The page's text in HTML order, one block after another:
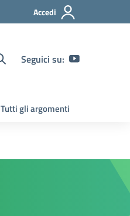
Accedi
Seguici su:
Tutti gli argomenti